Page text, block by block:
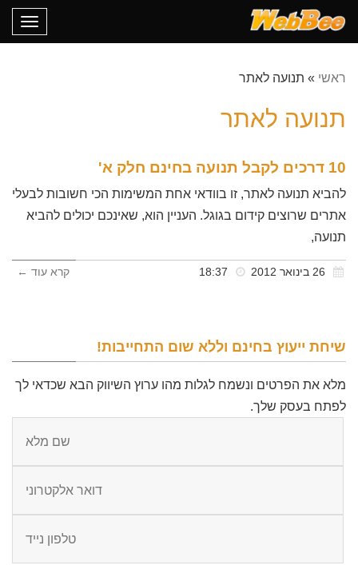
ראשי » תנועה לאתר
תנועה לאתר
10 דרכים לקבל תנועה בחינם חלק א'
להביא תנועה לאתר, זו בוודאי אחת המשימות הכי חשובות לבעלי
אתרים שרוצים קידום בגוגל. העניין הוא, שאינכם יכולים להביא
תנועה,
קרא עוד ←
שיחת ייעוץ בחינם וללא שום התחייבות!
מלא את הפרטים ונשמח לגלות מהו ערוץ השיווק הבא שכדאי לך
לפתח בעסק שלך.